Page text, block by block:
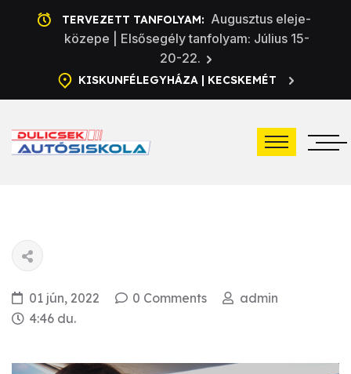
TERVEZETT TANFOLYAM: Augusztus eleje-
közepe | Elsősegély tanfolyam: Július 15-
20-22.
KISKUNFÉLEGYHÁZA | KECSKEMÉT
01 jún, 2022 0 Comments
admin
4:46 du.